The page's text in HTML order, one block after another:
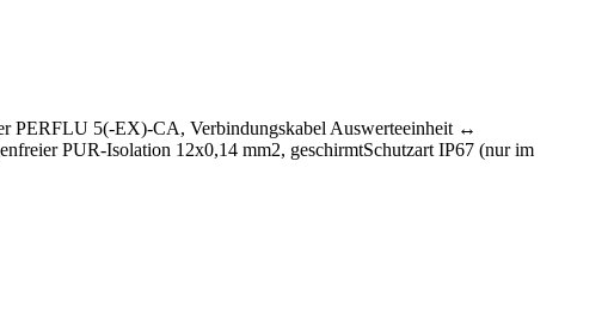
PERFLU 5(-EX)-CA, Verbindungskabel Auswerteeinheit ↔
PUR-Isolation 12x0,14 mm2, geschirmtSchutzart IP67 (nur im